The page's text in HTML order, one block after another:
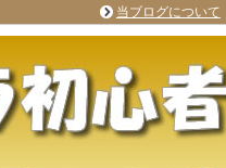
当ブログについて